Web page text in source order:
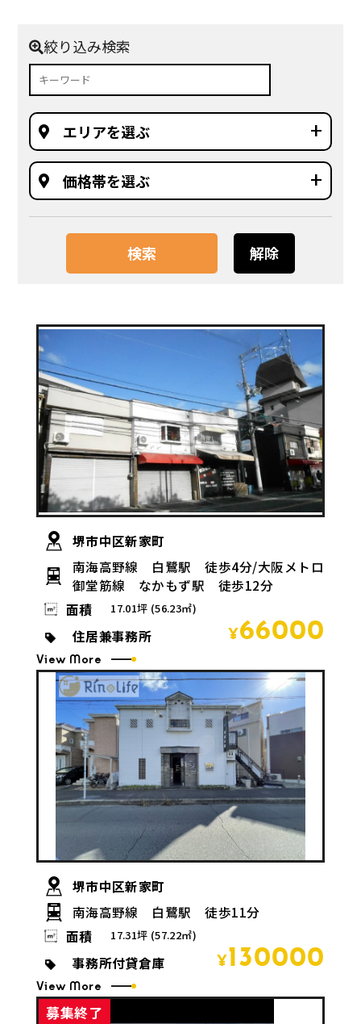
絞り込み検索
エリアを選ぶ
価格帯を選ぶ
堺市中区新家町
南海高野線 白鷺駅 徒歩4分/大阪メトロ
御堂筋線 なかもず駅 徒歩12分
面積
17.01坪 (56.23㎡)
住居兼事務所 ¥ 66000
View More
堺市中区新家町
南海高野線 白鷺駅 徒歩11分
面積
17.31坪 (57.22㎡)
事務所付貸倉庫 ¥ 130000
View More
募集終了